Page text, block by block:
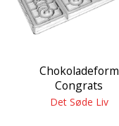
Chokoladeform
Congrats
Det Søde Liv